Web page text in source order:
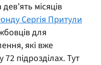
місяців
Сергія Притули
для
які вже
підрозділах. Тут